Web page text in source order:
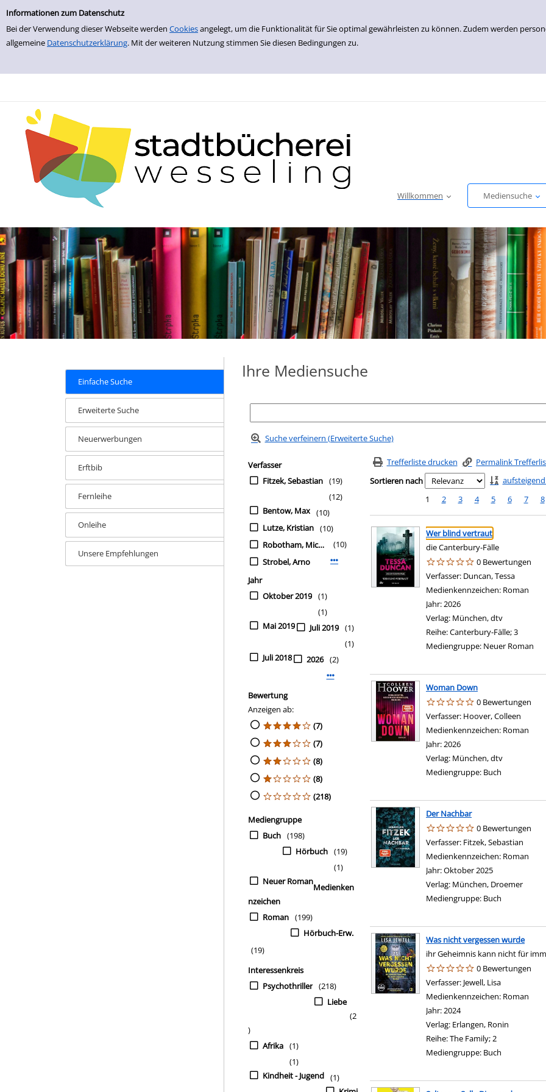
Informationen zum Datenschutz
Bei der Verwendung dieser Webseite werden Cookiesangelegt, um die Funktionalität für Sie optimal gewährleisten zu können. Zudem werden
allgemeine Datenschutzerklärung. Mit der weiteren Nutzung stimmen Sie diesen Bedingungen zu.
zur Navigation springen
zum Inhalt springen
Zu den Suchfiltern springen
Zur Trefferliste springen
Willkommen Mediensuche
Einfache Suche
Erweiterte Suche
Neuerwerbungen
Erftbib
Fernleihe
Onleihe
Unsere Empfehlungen
Ihre Mediensuche
Suche verfeinern (Erweiterte Suche)
Suchfilter
Zur Trefferliste springen
Verfasser
Fitzek, Sebastian (19)
Bentow, Max
(12)
Lutze, Kristian
(10)
Robotham, Michael
(10)
Strobel, Arno
(10)
Mehr Verfasser-Filter anzeigen
Jahr
Oktober 2019 (1)
Mai 2019
(1)
Juli 2019 (1)
Juli 2018
(1)
2026 (2)
Mehr Jahr-Filter anzeigen
Bewertung
Anzeigen ab:
(7)
(7)
(8)
(8)
(218)
Mediengruppe
Buch (198)
Hörbuch (19)
Neuer Roman
(1)
Medienken
nzeichen
Roman (199)
Hörbuch-Erw.
(19)
Interessenkreis
Psychothriller (218)
Liebe
(2
)
Afrika (1)
Kindheit - Jugend
(1)
(1)
Trefferliste drucken Permalink
Sortieren nach
1
2 3 4 5 6 7 8
Suchergebnis
Zu den Suchfiltern springen
Wer blind vertraut
die Canterbury-Fälle
0 Bewertungen
Verfasser: Duncan, Tessa
Medienkennzeichen: Roman
Jahr:2026
Verlag: München, dtv
Reihe:Canterbury-Fälle; 3
Mediengruppe: Neuer Roman
Woman Down
0 Bewertungen
Verfasser: Hoover, Colleen
Medienkennzeichen: Roman
Jahr:2026
Verlag: München, dtv
Mediengruppe: Buch
Der Nachbar
0 Bewertungen
Verfasser: Fitzek, Sebastian
Medienkennzeichen: Roman
Jahr:Oktober 2025
Verlag: München, Droemer
Mediengruppe: Buch
Was nicht vergessen wurde
ihr Geheimnis kann nicht für
0 Bewertungen
Verfasser: Jewell, Lisa
Medienkennzeichen: Roman
Jahr:2024
Verlag: Erlangen, Ronin
Reihe:The Family; 2
Mediengruppe: Buch